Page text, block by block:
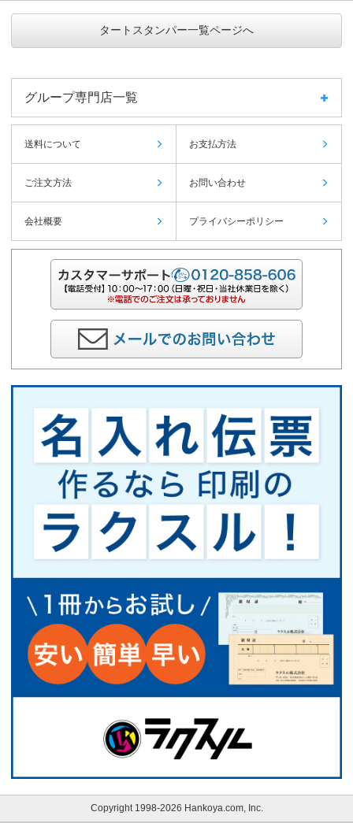
タートスタンパー一覧ページへ
グループ専門店一覧
送料について お支払方法
ご注文方法 お問い合わせ
会社概要 プライバシーポリシー
Copyright 1998-2026 Hankoya.com, Inc.